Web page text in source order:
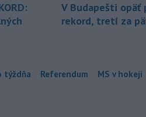
V Budapešti
rekord, tretí za
týždňa Referendum MS v hokeji